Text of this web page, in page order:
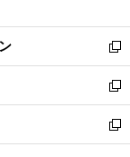
開
く
ウ
で
開
く
ン
ド
ウ
で
開
く
ウ
ィ
ン
ド
ウ
で
開
新
し
い
ウ
ィ
ン
新
し
い
ウ
新
し